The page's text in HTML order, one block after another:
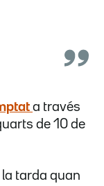
a través
de 10 de
la tarda quan